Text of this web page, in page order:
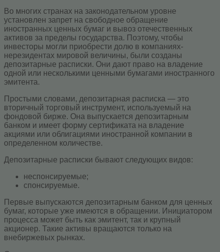
Во многих странах на законодательном уровне
установлен запрет на свободное обращение
иностранных ценных бумаг и вывоз отечественных
активов за пределы государства. Поэтому, чтобы
инвесторы могли приобрести долю в компаниях-
нерезидентах мировой величины, были созданы
депозитарные расписки. Они дают право на владение
одной или несколькими ценными бумагами иностранного
эмитента.
Простыми словами, депозитарная расписка — это
вторичный торговый инструмент, используемый на
фондовой бирже. Она выпускается депозитарным
банком и имеет форму сертификата на владение
акциями или облигациями иностранной компании в
определенном количестве.
Депозитарные расписки бывают следующих видов:
неспонсируемые;
спонсируемые.
Первые выпускаются депозитарным банком для ценных
бумаг, которые уже имеются в обращении. Инициатором
процесса может быть как эмитент, так и крупный
акционер. Такие активы вращаются только на
внебиржевых рынках.